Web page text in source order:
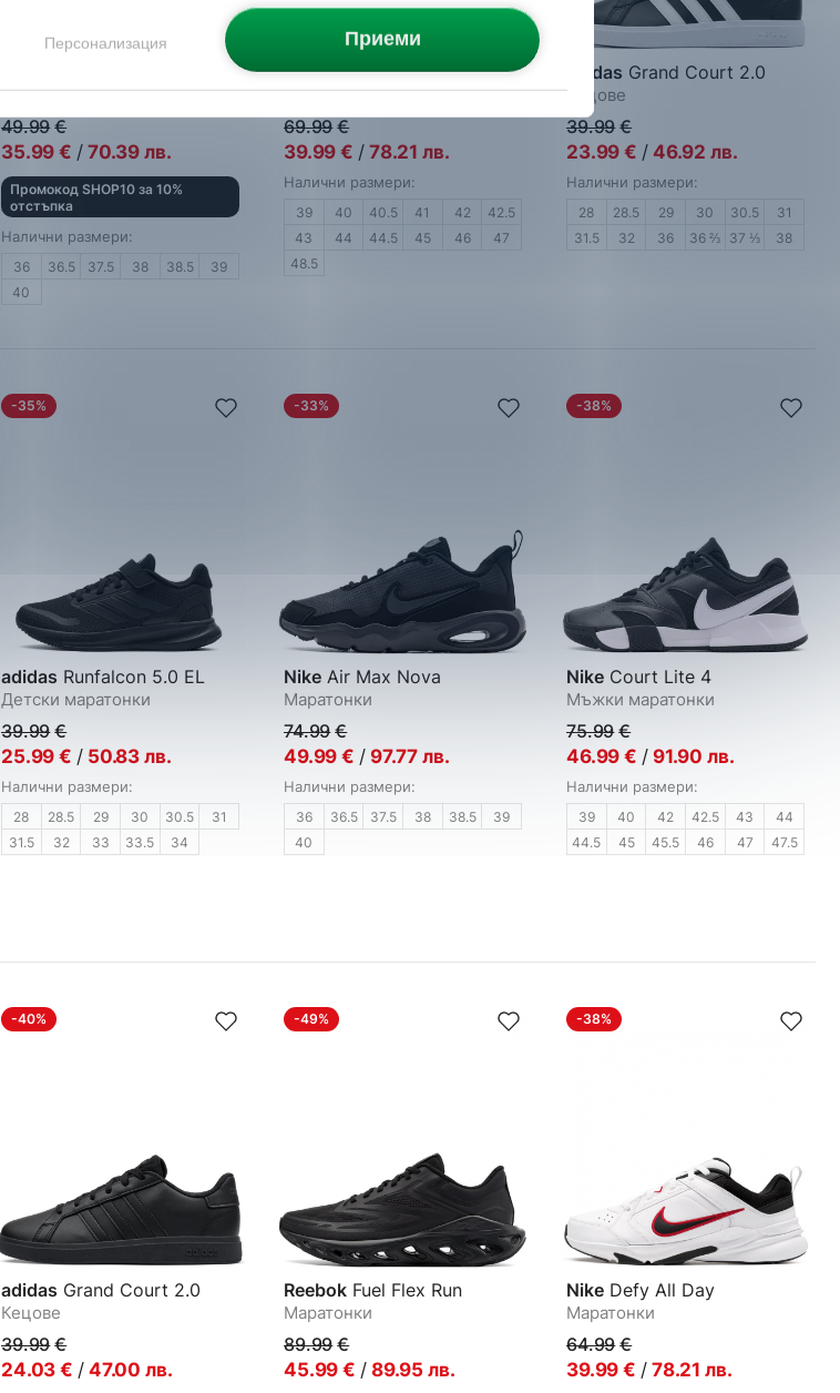
Приеми
Персонализация
Маратонки
49.99 €
35.99 € / 70.39 лв.
Промокод SHOP10 за 10%
отстъпка
Налични размери:
36 36.5 37.5 38 38.5
39
40
ReebokSplit Flex
Мъжки маратонки
69.99 €
39.99 € / 78.21 лв.
Налични размери:
39 40 40.5 41 42
42.5
43
44 44.5 45 46
47
48.5
adidas Grand Court 2.0
Кецове
39.99 €
23.99 € / 46.92 лв.
Налични размери:
28 28.5 29 30 30.5
31
31.5
32 36 36 ⅔ 37 ⅓ 38
-35%
adidas Runfalcon 5.0 EL
Детски маратонки
39.99 €
25.99 € / 50.83 лв.
Налични размери:
28 28.5 29 30 30.5
31
31.5
32 33 33.5 34
-33%
Nike Air Max Nova
Маратонки
74.99 €
49.99 € / 97.77 лв.
Налични размери:
36 36.5 37.5 38 38.5
39
40
-38%
Nike Court Lite 4
Мъжки маратонки
75.99 €
46.99 € / 91.90 лв.
Налични размери:
39 40 42 42.5 43
44
44.5
45 45.5 46 47 47.5
-40%
adidas Grand Court 2.0
Кецове
39.99 €
24.03 € / 47.00 лв.
-49%
Reebok Fuel Flex Run
Маратонки
89.99 €
45.99 € / 89.95 лв.
-38%
Nike Defy All Day
Маратонки
64.99 €
39.99 € / 78.21 лв.